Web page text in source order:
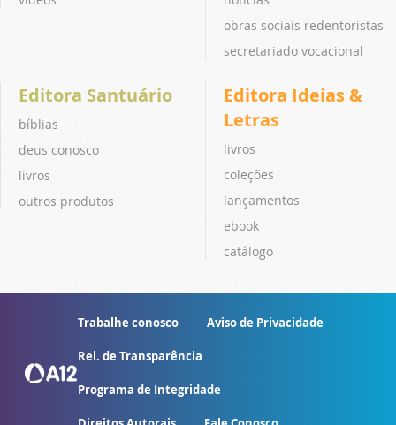
obras sociais redentoristas
secretariado vocacional
Editora Santuário
bíblias
deus conosco
livros
outros produtos
Editora Ideias &
Letras
livros
coleções
lançamentos
ebook
catálogo
Trabalhe conosco Aviso de Privacidade
Rel. de Transparência
Programa de Integridade